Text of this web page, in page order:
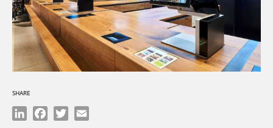
SHARE
LinkedInFacebook
Twitter